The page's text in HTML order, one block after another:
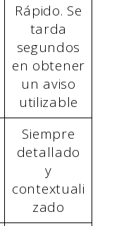
Rápido. Se
tarda
segundos
en obtener
un aviso
utilizable
Siempre
detallado
y
contextuali
zado